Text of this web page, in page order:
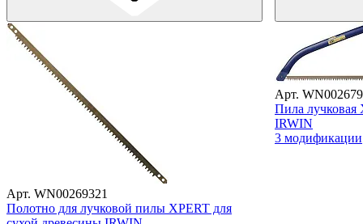
Арт. WN00269321
Полотно для лучковой пилы XPERT для
Арт.
Пила лучковая
IRWIN
3 модификации